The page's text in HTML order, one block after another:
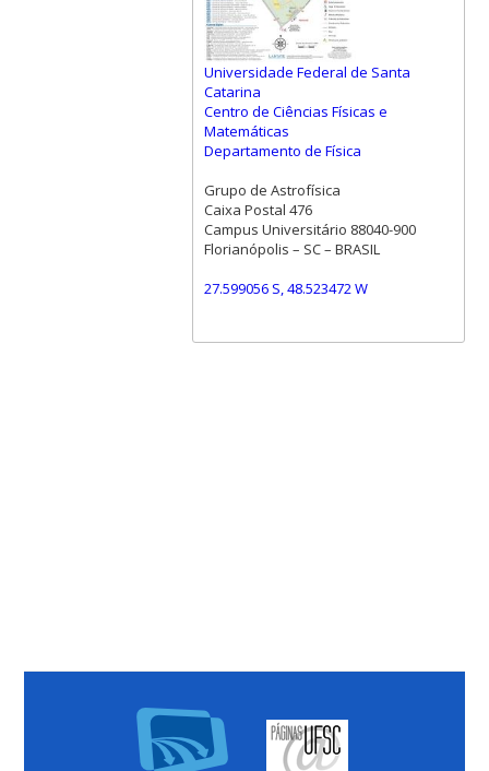
Universidade Federal de Santa
Catarina
Centro de Ciências Físicas e
Matemáticas
Departamento de Física
Grupo de Astrofísica
Caixa Postal 476
Campus Universitário 88040-900
Florianópolis – SC – BRASIL
27.599056 S, 48.523472 W